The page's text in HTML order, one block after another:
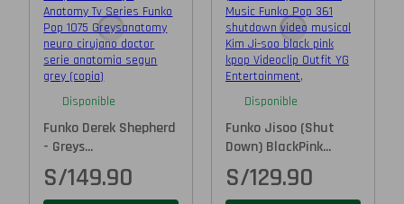
Disponible
Funko Derek Shepherd
- Greys...
S/149.90
Disponible
Funko Jisoo (Shut
Down) BlackPink...
S/129.90